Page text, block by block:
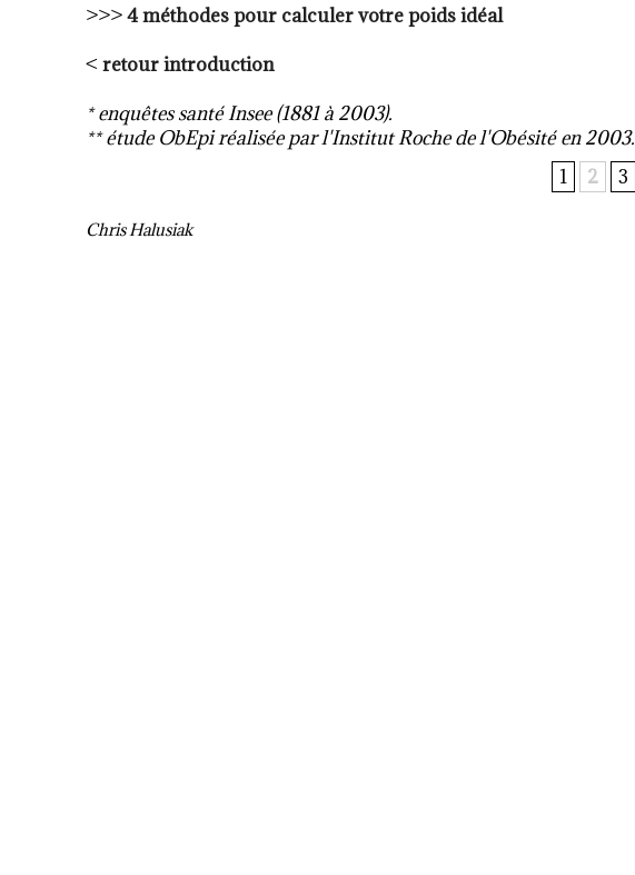
>>>4 méthodes pour calculer votre poids idéal
< retour introduction
* enquêtes santé Insee (1881 à 2003).
** étude ObEpi réalisée par l'Institut Roche de l'Obésité en 2003.
1
2 3
Chris Halusiak